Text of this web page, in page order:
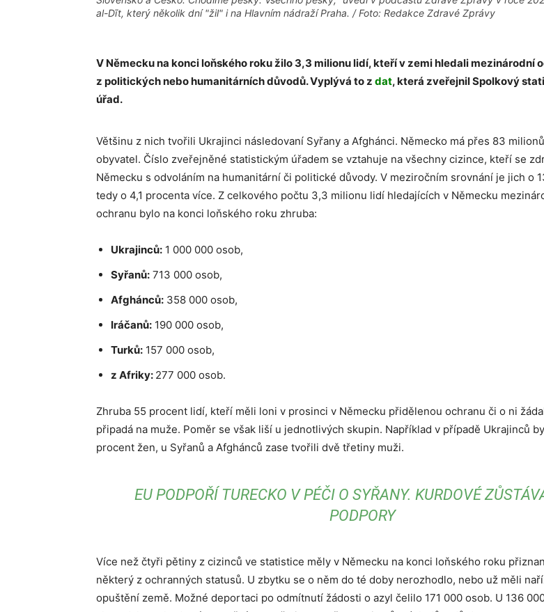
al-Dīt, který několik dní "žil" i na Hlavním nádraží Praha. / Foto: Redakce Zdravé Zprávy
V Německu na konci loňského roku žilo 3,3 milionu lidí, kteří v zemi hledali mezinárodní
z politických nebo humanitárních důvodů. Vyplývá to z dat, která zveřejnil Spolkový
úřad.
Většinu z nich tvořili Ukrajinci následovaní Syřany a Afghánci. Německo má přes 83 milionů
obyvatel. Číslo zveřejněné statistickým úřadem se vztahuje na všechny cizince, kteří se
Německu s odvoláním na humanitární či politické důvody. V meziročním srovnání je jich o
tedy o 4,1 procenta více. Z celkového počtu 3,3 milionu lidí hledajících v Německu
ochranu bylo na konci loňského roku zhruba:
Ukrajinců: 1 000 000 osob,
Syřanů: 713 000 osob,
Afghánců: 358 000 osob,
Iráčanů: 190 000 osob,
Turků: 157 000 osob,
z Afriky: 277 000 osob.
Zhruba 55 procent lidí, kteří měli loni v prosinci v Německu přidělenou ochranu či o ni
připadá na muže. Poměr se však liší u jednotlivých skupin. Například v případě Ukrajinců
procent žen, u Syřanů a Afghánců zase tvořili dvě třetiny muži.
EU PODPOŘÍ TURECKO V PÉČI O SYŘANY. KURDOVÉ
PODPORY
Více než čtyři pětiny z cizinců ve statistice měly v Německu na konci loňského roku
některý z ochranných statusů. U zbytku se o něm do té doby nerozhodlo, nebo už měli
opuštění země. Možné deportaci po odmítnutí žádosti o azyl čelilo 171 000 osob. U 136